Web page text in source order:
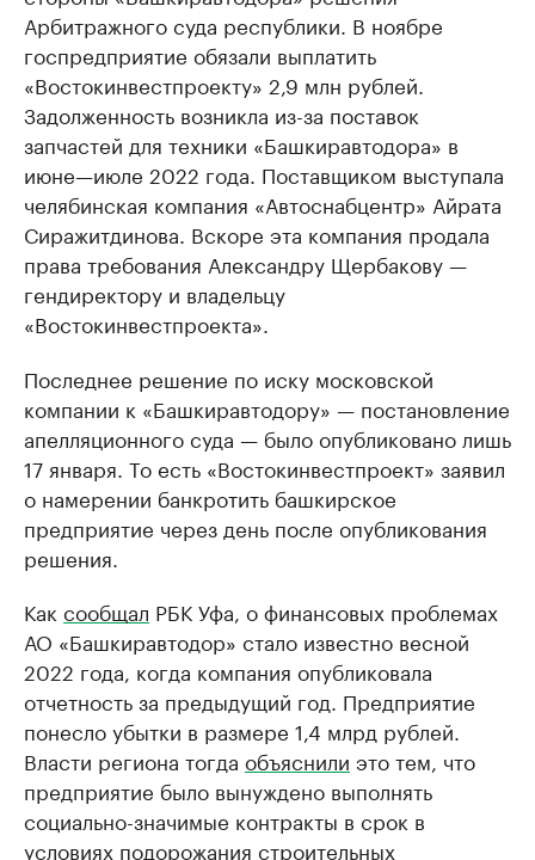
Арбитражного суда республики. В ноябре
госпредприятие обязали выплатить
«Востокинвестпроекту» 2,9 млн рублей.
Задолженность возникла из-за поставок
запчастей для техники «Башкиравтодора» в
июне—июле 2022 года. Поставщиком выступала
челябинская компания «Автоснабцентр» Айрата
Сиражитдинова. Вскоре эта компания продала
права требования Александру Щербакову —
гендиректору и владельцу
«Востокинвестпроекта».
Последнее решение по иску московской
компании к «Башкиравтодору» — постановление
апелляционного суда — было опубликовано лишь
17 января. То есть «Востокинвестпроект» заявил
о намерении банкротить башкирское
предприятие через день после опубликования
решения.
Как сообщал РБК Уфа, о финансовых проблемах
АО «Башкиравтодор» стало известно весной
2022 года, когда компания опубликовала
отчетность за предыдущий год. Предприятие
понесло убытки в размере 1,4 млрд рублей.
Власти региона тогда объяснили это тем, что
предприятие было вынуждено выполнять
социально-значимые контракты в срок в
условиях подорожания строительных